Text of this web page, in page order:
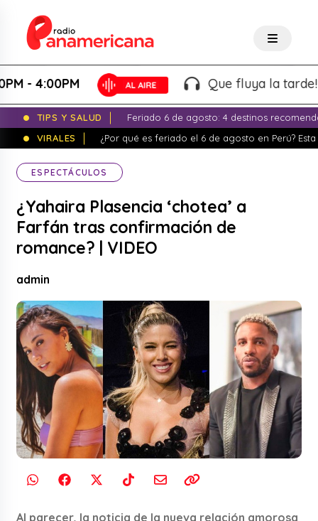
Que fluya la tarde! -
TIPS Y SALUD
Feriado 6 de agosto: 4 destinos
VIRALES
¿Por qué es feriado el 6 de agosto en Perú?
ESPECTÁCULOS
¿Yahaira Plasencia ‘chotea’ a
Farfán tras confirmación de
romance? | VIDEO
admin
Al parecer, la noticia de la nueva relación amorosa